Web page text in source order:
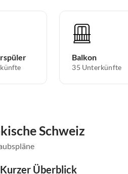
Balkon
35 Unterkünfte
Schweiz
Kurzer Überblick